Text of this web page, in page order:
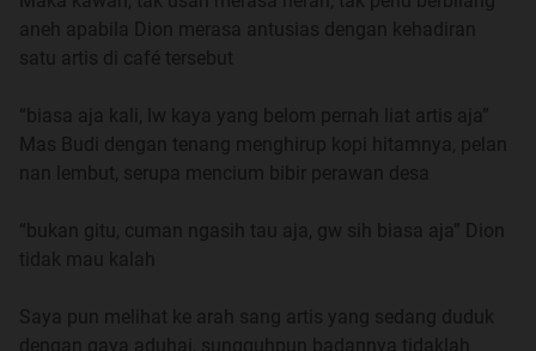
masuk perguruan tinggi di Bogor, dia mau ambil itu
kesempatan dengan syarat ibu harus ikut temani dia di
juga mau ikut.
Di Bogor, kami hidup dengan mengandalkan mobil
lunak nan mencekik dari bank, bayarnya? tentu saja
potong itu uang pensiun tiap bulan. ibu tetap mencoba
lebih suka membeli baju yang ada di mall, ada mereknya,
ada diskonnya, didalam mall ada ac pula. daripada harus
aneh apabila Dion merasa antusias dengan kehadiran
satu artis di café tersebut
“biasa aja kali, lw kaya yang belom pernah liat artis aja”
Mas Budi dengan tenang menghirup kopi hitamnya, pelan
nan lembut, serupa mencium bibir perawan desa
“bukan gitu, cuman ngasih tau aja, gw sih biasa aja” Dion
tidak mau kalah
Saya pun melihat ke arah sang artis yang sedang duduk
dengan gaya aduhai, sungguhpun badannya tidaklah